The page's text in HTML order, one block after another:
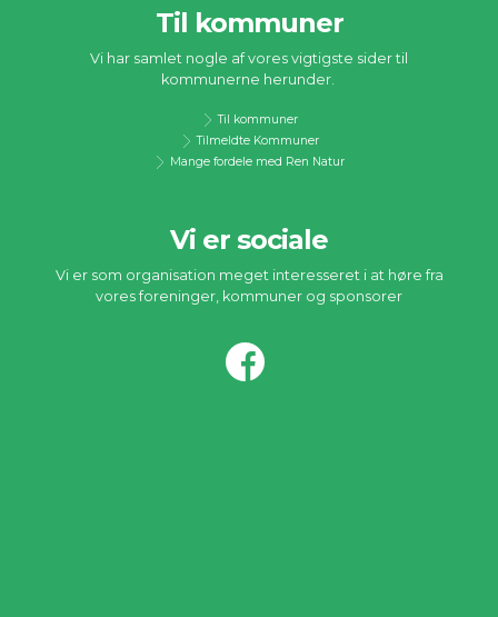
Til kommuner
Vi har samlet nogle af vores vigtigste sider til
kommunerne herunder.
Til kommuner
Tilmeldte Kommuner
Mange fordele med Ren Natur
Vi er sociale
Vi er som organisation meget interesseret i at høre fra
vores foreninger, kommuner og sponsorer